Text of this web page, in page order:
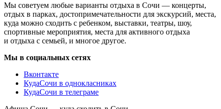
Мы советуем любые варианты отдыха в Сочи — концерты,
отдых в парках, достопримечательности для экскурсий, места,
куда можно сходить с ребенком, выставки, театры, шоу,
спортивные мероприятия, места для активного отдыха
и отдыха с семьей, и многое другое.
Мы в социальных сетях
Вконтакте
КудаСочи в однокласниках
КудаСочи в телеграме